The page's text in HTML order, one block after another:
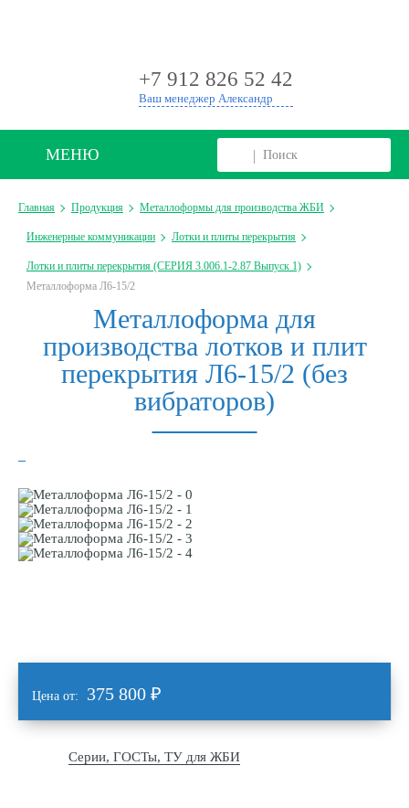
+7 912 826 52 42
Ваш менеджер Александр
МЕНЮ
Главная Продукция Металлоформы для производства ЖБИ
Инженерные коммуникации Лотки и плиты перекрытия
Лотки и плиты перекрытия (СЕРИЯ 3.006.1-2.87 Выпуск 1)
Металлоформа Л6-15/2
Металлоформа для
производства лотков и плит
перекрытия Л6-15/2 (без
вибраторов)
Цена от: 375 800 ₽
Серии, ГОСТы, ТУ для ЖБИ